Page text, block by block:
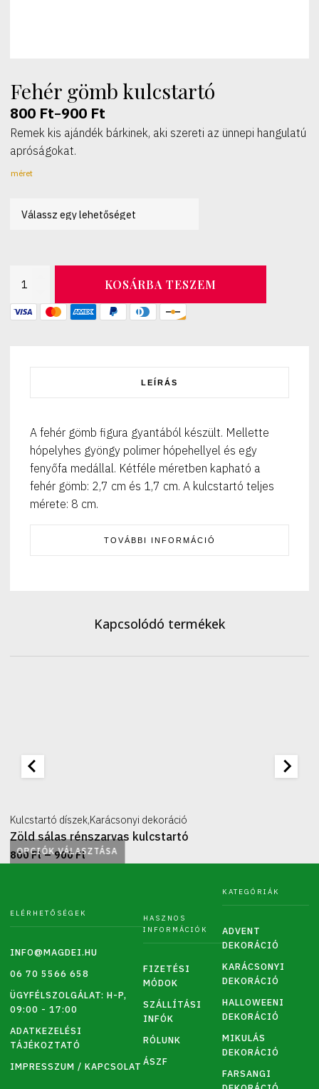
Fehér gömb kulcstartó
800 Ft–900 Ft
Ártartomány:
800 Ft
-
900 Ft
Remek kis ajándék bárkinek, aki szereti az ünnepi hangulatú
apróságokat.
méret
Fehér
gömb
kulcstartó
mennyiség
KOSÁRBA TESZEM
LEÍRÁS
A fehér gömb figura gyantából készült. Mellette
hópelyhes gyöngy polimer hópehellyel és egy
fenyőfa medállal. Kétféle méretben kapható a
fehér gömb: 2,7 cm és 1,7 cm. A kulcstartó teljes
mérete: 8 cm.
TOVÁBBI INFORMÁCIÓ
Kapcsolódó termékek
OPCIÓK VÁLASZTÁSA
több
van.
A
változatok
a
termékoldalon
választhatók
ki
Kulcstartó díszek,Karácsonyi dekoráció
Zöld sálas rénszarvas kulcstartó
800Ft – 900FtÁrtartomány:
ELÉRHETŐSÉGEK
INFO@MAGDEI.HU
06 70 5566 658
ÜGYFÉLSZOLGÁLAT: H-P,
09:00 - 17:00
ADATKEZELÉSI
TÁJÉKOZTATÓ
IMPRESSZUM / KAPCSOLAT
HASZNOS
INFORMÁCIÓK
FIZETÉSI
MÓDOK
SZÁLLÍTÁSI
INFÓK
RÓLUNK
ÁSZF
KATEGÓRIÁK
ADVENT
DEKORÁCIÓ
KARÁCSONYI
DEKORÁCIÓ
HALLOWEENI
DEKORÁCIÓ
MIKULÁS
DEKORÁCIÓ
FARSANGI